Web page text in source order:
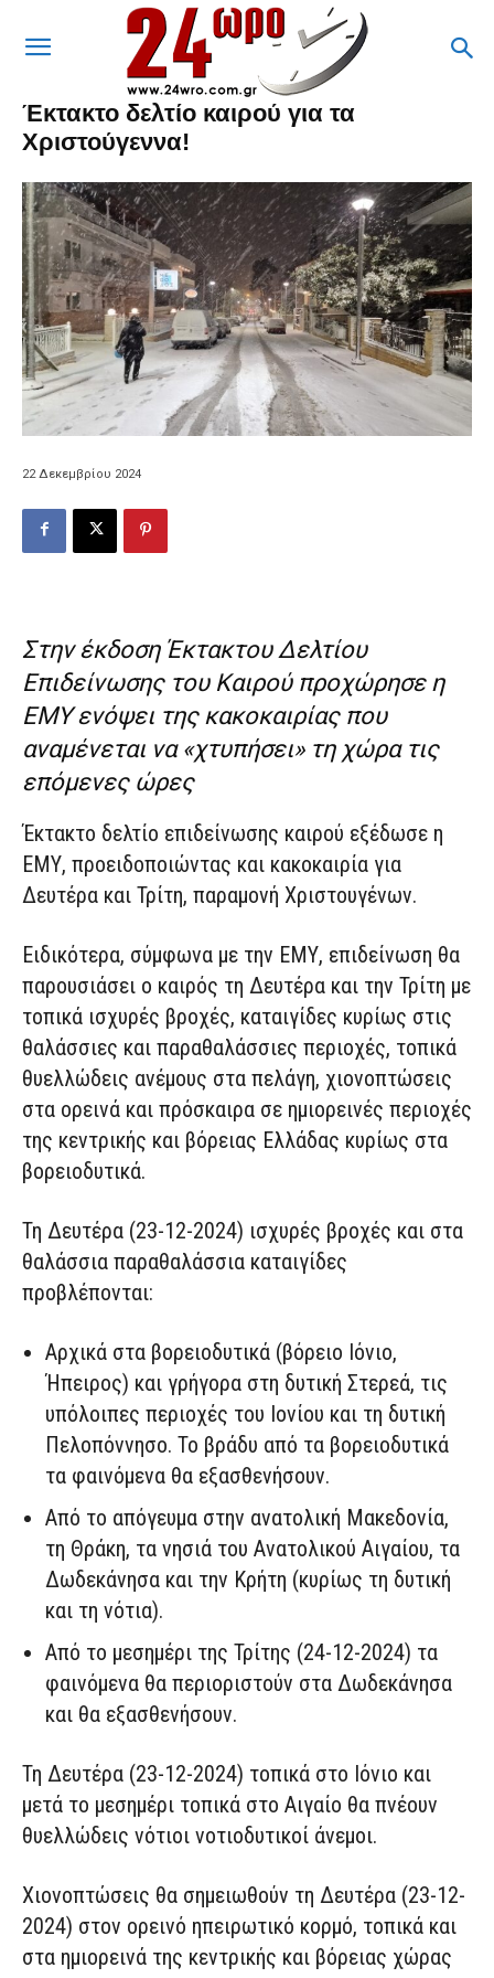
Έκτακτο δελτίο καιρού για τα
Χριστούγεννα!
22 Δεκεμβρίου 2024
Στην έκδοση Έκτακτου Δελτίου
Επιδείνωσης του Καιρού προχώρησε η
ΕΜΥ ενόψει της κακοκαιρίας που
αναμένεται να «χτυπήσει» τη χώρα τις
επόμενες ώρες
Έκτακτο δελτίο επιδείνωσης καιρού εξέδωσε η
ΕΜΥ, προειδοποιώντας και κακοκαιρία για
Δευτέρα και Τρίτη, παραμονή Χριστουγένων.
Ειδικότερα, σύμφωνα με την ΕΜΥ, επιδείνωση θα
παρουσιάσει ο καιρός τη Δευτέρα και την Τρίτη με
τοπικά ισχυρές βροχές, καταιγίδες κυρίως στις
θαλάσσιες και παραθαλάσσιες περιοχές, τοπικά
θυελλώδεις ανέμους στα πελάγη, χιονοπτώσεις
στα ορεινά και πρόσκαιρα σε ημιορεινές περιοχές
της κεντρικής και βόρειας Ελλάδας κυρίως στα
βορειοδυτικά.
Τη Δευτέρα (23-12-2024) ισχυρές βροχές και στα
θαλάσσια παραθαλάσσια καταιγίδες
προβλέπονται:
Αρχικά στα βορειοδυτικά (βόρειο Ιόνιο,
Ήπειρος) και γρήγορα στη δυτική Στερεά, τις
υπόλοιπες περιοχές του Ιονίου και τη δυτική
Πελοπόννησο. Το βράδυ από τα βορειοδυτικά
τα φαινόμενα θα εξασθενήσουν.
Από το απόγευμα στην ανατολική Μακεδονία,
τη Θράκη, τα νησιά του Ανατολικού Αιγαίου, τα
Δωδεκάνησα και την Κρήτη (κυρίως τη δυτική
και τη νότια).
Από το μεσημέρι της Τρίτης (24-12-2024) τα
φαινόμενα θα περιοριστούν στα Δωδεκάνησα
και θα εξασθενήσουν.
Τη Δευτέρα (23-12-2024) τοπικά στο Ιόνιο και
μετά το μεσημέρι τοπικά στο Αιγαίο θα πνέουν
θυελλώδεις νότιοι νοτιοδυτικοί άνεμοι.
Χιονοπτώσεις θα σημειωθούν τη Δευτέρα (23-12-
2024) στον ορεινό ηπειρωτικό κορμό, τοπικά και
στα ημιορεινά της κεντρικής και βόρειας χώρας